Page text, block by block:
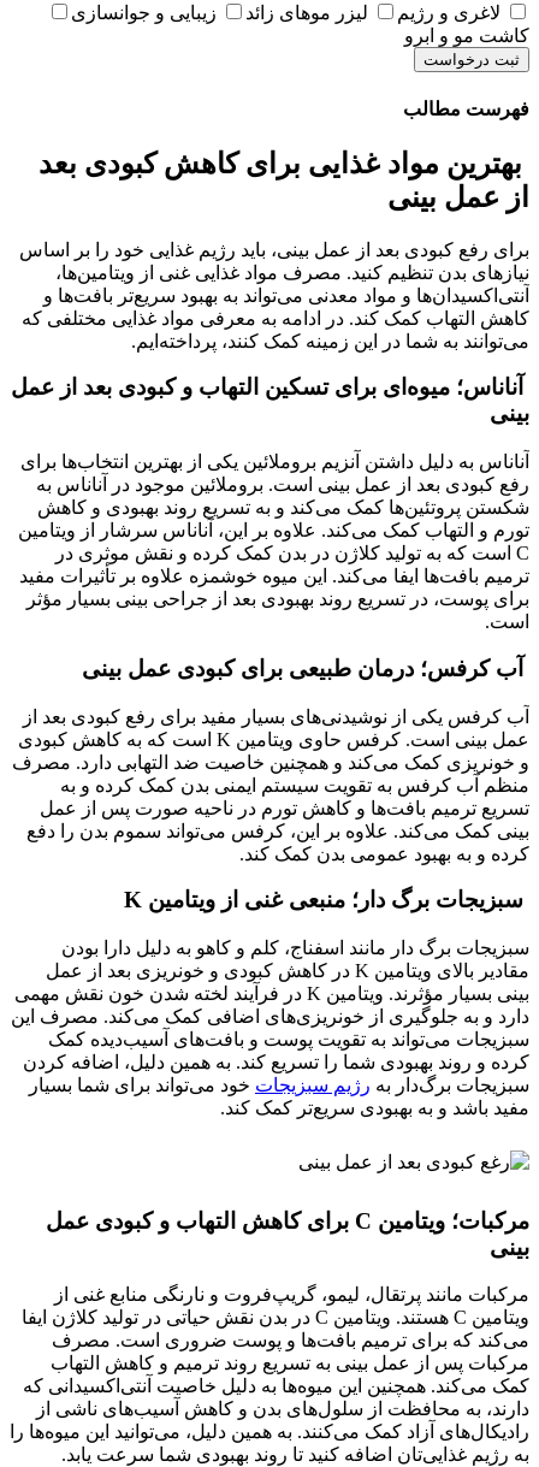
لاغری و رژیم لیزر موهای زائد
زیبایی و جوانسازی
کاشت مو و ابرو
ثبت درخواست
فهرست مطالب
بهترین مواد غذایی برای کاهش کبودی بعد
از عمل بینی
برای رفع کبودی بعد از عمل بینی، باید رژیم غذایی خود را بر اساس
نیازهای بدن تنظیم کنید. مصرف مواد غذایی غنی از ویتامین‌ها،
آنتی‌اکسیدان‌ها و مواد معدنی می‌تواند به بهبود سریع‌تر بافت‌ها و
کاهش التهاب کمک کند. در ادامه به معرفی مواد غذایی مختلفی که
می‌توانند به شما در این زمینه کمک کنند، پرداخته‌ایم.
آناناس؛ میوه‌ای برای تسکین التهاب و کبودی بعد از عمل
بینی
آناناس به دلیل داشتن آنزیم بروملائین یکی از بهترین انتخاب‌ها برای
رفع کبودی بعد از عمل بینی است. بروملائین موجود در آناناس به
شکستن پروتئین‌ها کمک می‌کند و به تسریع روند بهبودی و کاهش
تورم و التهاب کمک می‌کند. علاوه بر این، آناناس سرشار از ویتامین
C است که به تولید کلاژن در بدن کمک کرده و نقش موثری در
ترمیم بافت‌ها ایفا می‌کند. این میوه خوشمزه علاوه بر تأثیرات مفید
برای پوست، در تسریع روند بهبودی بعد از جراحی بینی بسیار مؤثر
است.
آب کرفس؛ درمان طبیعی برای کبودی‌ عمل بینی
آب کرفس یکی از نوشیدنی‌های بسیار مفید برای رفع کبودی بعد از
عمل بینی است. کرفس حاوی ویتامین K است که به کاهش کبودی
و خونریزی کمک می‌کند و همچنین خاصیت ضد التهابی دارد. مصرف
منظم آب کرفس به تقویت سیستم ایمنی بدن کمک کرده و به
تسریع ترمیم بافت‌ها و کاهش تورم در ناحیه صورت پس از عمل
بینی کمک می‌کند. علاوه بر این، کرفس می‌تواند سموم بدن را دفع
کرده و به بهبود عمومی بدن کمک کند.
سبزیجات برگ ‌دار؛ منبعی غنی از ویتامین K
سبزیجات برگ ‌دار مانند اسفناج، کلم و کاهو به دلیل دارا بودن
مقادیر بالای ویتامین K در کاهش کبودی و خونریزی بعد از عمل
بینی بسیار مؤثرند. ویتامین K در فرآیند لخته شدن خون نقش مهمی
دارد و به جلوگیری از خونریزی‌های اضافی کمک می‌کند. مصرف این
سبزیجات می‌تواند به تقویت پوست و بافت‌های آسیب‌دیده کمک
کرده و روند بهبودی شما را تسریع کند. به همین دلیل، اضافه کردن
سبزیجات برگ‌دار به رژیم سبزیجات خود می‌تواند برای شما بسیار
مفید باشد و به بهبودی سریع‌تر کمک کند.
مرکبات؛ ویتامین C برای کاهش التهاب و کبودی عمل
بینی
مرکبات مانند پرتقال، لیمو، گریپ‌فروت و نارنگی منابع غنی از
ویتامین C هستند. ویتامین C در بدن نقش حیاتی در تولید کلاژن ایفا
می‌کند که برای ترمیم بافت‌ها و پوست ضروری است. مصرف
مرکبات پس از عمل بینی به تسریع روند ترمیم و کاهش التهاب
کمک می‌کند. همچنین این میوه‌ها به دلیل خاصیت آنتی‌اکسیدانی که
دارند، به محافظت از سلول‌های بدن و کاهش آسیب‌های ناشی از
رادیکال‌های آزاد کمک می‌کنند. به همین دلیل، می‌توانید این میوه‌ها را
به رژیم غذایی‌تان اضافه کنید تا روند بهبودی شما سرعت یابد.